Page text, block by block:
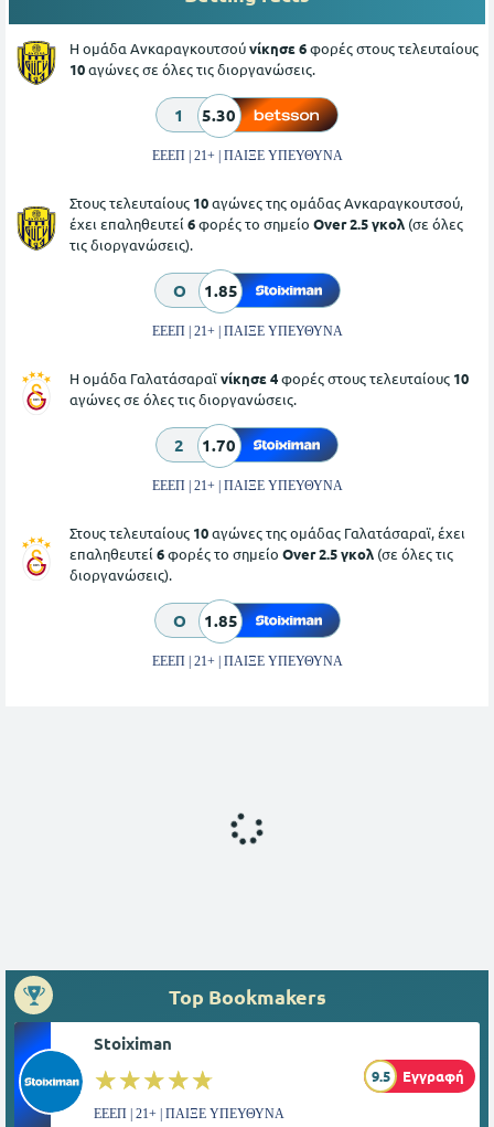
Η ομάδα Ανκαραγκουτσούνίκησε 6φορές στους τελευταίους
10αγώνες σε όλες τις διοργανώσεις.
1 5.30
ΕΕΕΠ | 21+ | ΠΑΙΞΕ ΥΠΕΥΘΥΝΑ
Στους τελευταίους 10αγώνες της ομάδας Ανκαραγκουτσού,
έχει επαληθευτεί 6φορές το σημείο Over 2.5 γκολ (σε όλες
τις διοργανώσεις).
O 1.85
ΕΕΕΠ | 21+ | ΠΑΙΞΕ ΥΠΕΥΘΥΝΑ
Η ομάδα Γαλατάσαραϊνίκησε 4φορές στους τελευταίους 10
αγώνες σε όλες τις διοργανώσεις.
2 1.70
ΕΕΕΠ | 21+ | ΠΑΙΞΕ ΥΠΕΥΘΥΝΑ
Στους τελευταίους 10αγώνες της ομάδας Γαλατάσαραϊ, έχει
επαληθευτεί 6φορές το σημείο Over 2.5 γκολ (σε όλες τις
διοργανώσεις).
O 1.85
ΕΕΕΠ | 21+ | ΠΑΙΞΕ ΥΠΕΥΘΥΝΑ
Top Bookmakers
Stoiximan
☆☆☆☆☆
★★★★★ 9.5 Εγγραφή
ΕΕΕΠ | 21+ | ΠΑΙΞΕ ΥΠΕΥΘΥΝΑ